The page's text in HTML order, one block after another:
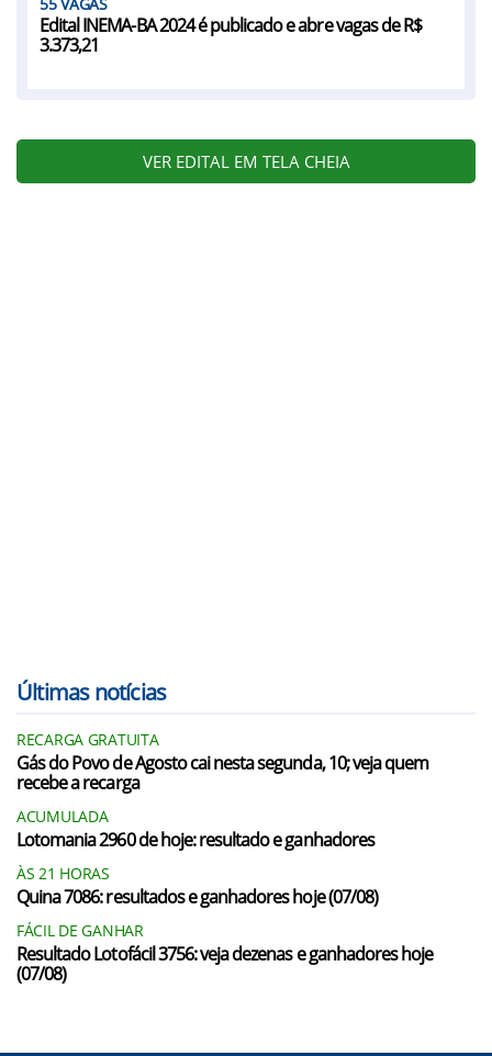
Edital INEMA-BA 2024 é publicado e abre vagas de R$
3.373,21
VER EDITAL EM TELA CHEIA
Últimas notícias
RECARGA GRATUITA
Gás do Povo de Agosto cai nesta segunda, 10; veja quem
recebe a recarga
ACUMULADA
Lotomania 2960 de hoje: resultado e ganhadores
ÀS 21 HORAS
Quina 7086: resultados e ganhadores hoje (07/08)
FÁCIL DE GANHAR
Resultado Lotofácil 3756: veja dezenas e ganhadores hoje
(07/08)